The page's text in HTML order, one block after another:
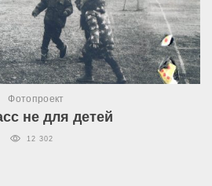
Фотопроект
не для детей
12 302